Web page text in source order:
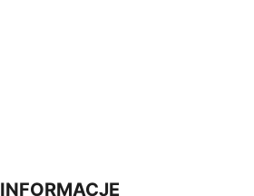
INFORMACJE